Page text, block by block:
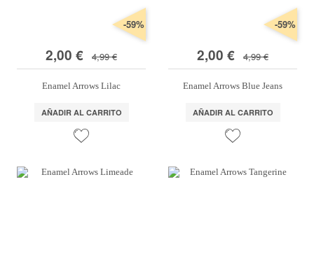
2,00 € 4,99 €
-59%
Enamel Arrows Lilac
AÑADIR AL CARRITO
2,00 € 4,99 €
-59%
Enamel Arrows Blue Jeans
AÑADIR AL CARRITO